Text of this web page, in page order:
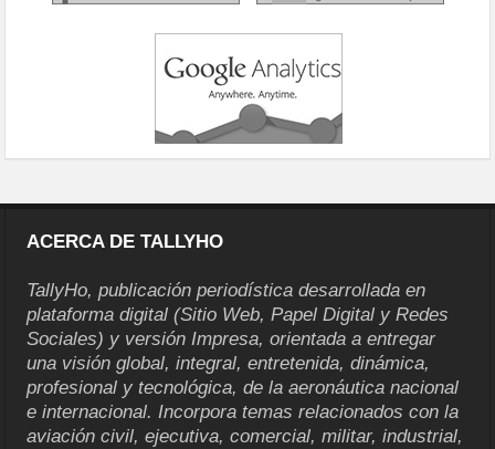
ACERCA DE TALLYHO
TallyHo, publicación periodística desarrollada en
plataforma digital (Sitio Web, Papel Digital y Redes
Sociales) y versión Impresa, orientada a entregar
una visión global, integral, entretenida, dinámica,
profesional y tecnológica, de la aeronáutica nacional
e internacional. Incorpora temas relacionados con la
aviación civil, ejecutiva, comercial, militar, industrial,